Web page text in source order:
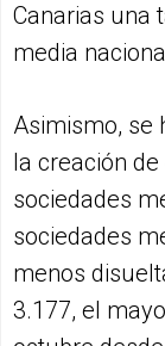
Canarias una
media
Asimismo, se
la creación
sociedades
sociedades
menos
3.177, el